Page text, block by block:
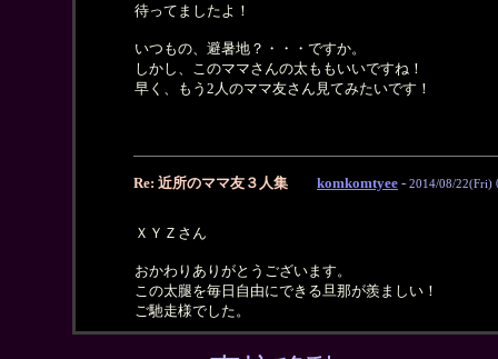
待ってましたよ！
いつもの、避暑地？・・・ですか。
しかし、このママさんの太ももいいですね！
早く、もう2人のママ友さん見てみたいです！
Re: 近所のママ友３人集 komkomtyee - 2014/08/22(Fri)
ＸＹＺさん
おかわりありがとうございます。
この太腿を毎日自由にできる旦那が羨ましい！
ご馳走様でした。